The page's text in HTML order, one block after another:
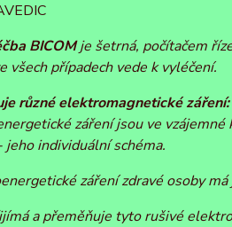
BICOMje šetrná, počítačem
všech případech vede k vyléčení.
různé elektromagnetické záření:
záření jsou ve
individuální schéma.
záření zdravé osoby
a přeměňuje tyto rušivé